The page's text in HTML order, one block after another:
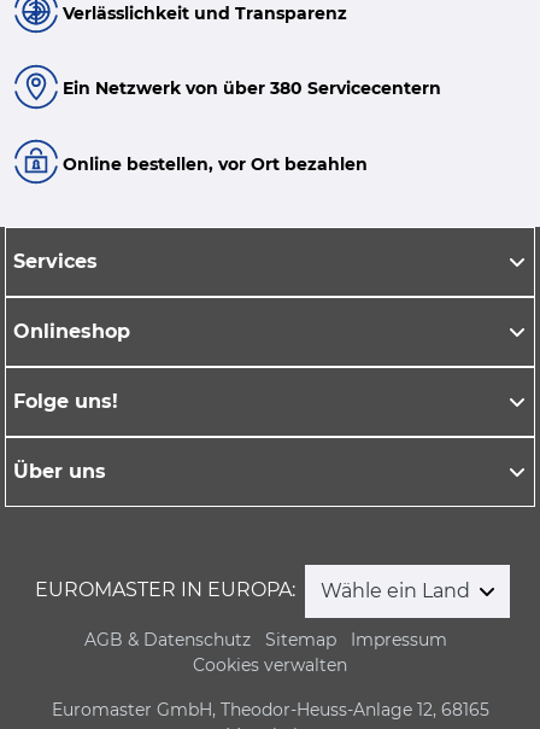
Verlässlichkeit und Transparenz
Ein Netzwerk von über 380 Servicecentern
Online bestellen, vor Ort bezahlen
Services
Onlineshop
Folge uns!
Über uns
EUROMASTER IN EUROPA: Wähle ein Land
AGB & Datenschutz Sitemap
Impressum
Cookies verwalten
Euromaster GmbH, Theodor-Heuss-Anlage 12, 68165